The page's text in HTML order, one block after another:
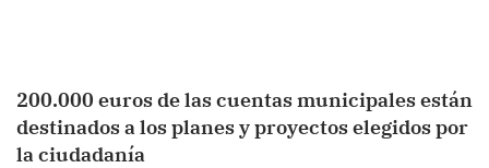
200.000 euros de las cuentas municipales están
destinados a los planes y proyectos elegidos por
la ciudadanía